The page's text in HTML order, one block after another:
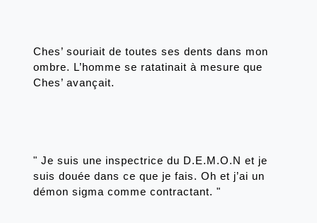
Ches’ souriait de toutes ses dents dans mon
ombre. L’homme se ratatinait à mesure que
Ches’ avançait.
" Je suis une inspectrice du D.E.M.O.N et je
suis douée dans ce que je fais. Oh et j’ai un
démon sigma comme contractant. "